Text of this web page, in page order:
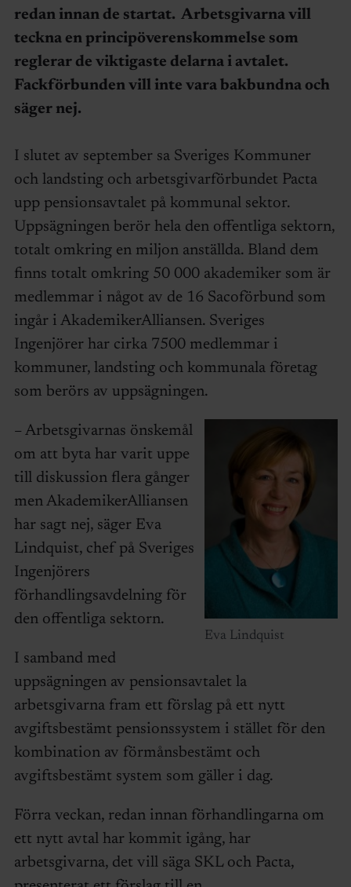
redan innan de startat. Arbetsgivarna vill
teckna en principöverenskommelse som
reglerar de viktigaste delarna i avtalet.
Fackförbunden vill inte vara bakbundna och
säger nej.
I slutet av september sa Sveriges Kommuner
och landsting och arbetsgivarförbundet Pacta
upp pensionsavtalet på kommunal sektor.
Uppsägningen berör hela den offentliga sektorn,
totalt omkring en miljon anställda. Bland dem
finns totalt omkring 50 000 akademiker som är
medlemmar i något av de 16 Sacoförbund som
ingår i AkademikerAlliansen. Sveriges
Ingenjörer har cirka 7500 medlemmar i
kommuner, landsting och kommunala företag
som berörs av uppsägningen.
Eva Lindquist
– Arbetsgivarnas önskemål
om att byta har varit uppe
till diskussion flera gånger
men AkademikerAlliansen
har sagt nej, säger Eva
Lindquist, chef på Sveriges
Ingenjörers
förhandlingsavdelning för
den offentliga sektorn.
I samband med
uppsägningen av pensionsavtalet la
arbetsgivarna fram ett förslag på ett nytt
avgiftsbestämt pensionssystem i stället för den
kombination av förmånsbestämt och
avgiftsbestämt system som gäller i dag.
Förra veckan, redan innan förhandlingarna om
ett nytt avtal har kommit igång, har
arbetsgivarna, det vill säga SKL och Pacta,